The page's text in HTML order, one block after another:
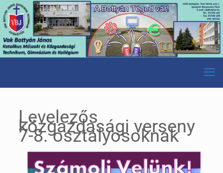
Levelezős
közgazdasági verseny
7-8. osztályosoknak